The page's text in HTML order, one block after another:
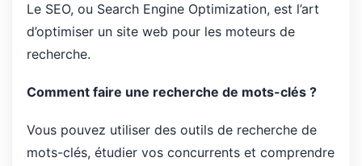
Le SEO, ou Search Engine Optimization, est l’art
d’optimiser un site web pour les moteurs de
recherche.
Comment faire une recherche de mots-clés ?
Vous pouvez utiliser des outils de recherche de
mots-clés, étudier vos concurrents et comprendre